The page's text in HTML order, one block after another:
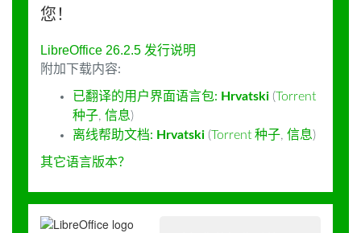
您！
LibreOffice 26.2.5 发行说明
附加下载内容:
已翻译的用户界面语言包: Hrvatski (Torrent
种子, 信息)
离线帮助文档: Hrvatski (Torrent 种子, 信息)
其它语言版本？